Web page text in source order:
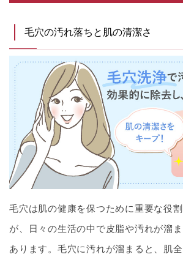
毛穴の汚れ落ちと肌の清潔さ
毛穴は肌の健康を保つために重要な役
が、日々の生活の中で皮脂や汚れが溜
あります。毛穴に汚れが溜まると、肌